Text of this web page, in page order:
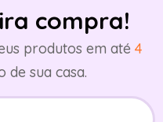
compra!
produtos em até 4
de sua casa.